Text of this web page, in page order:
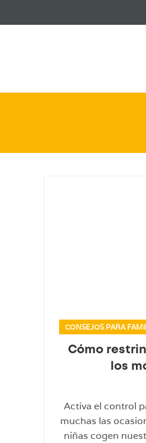
CONSEJOS PARA
Cómo
los
Activa el control
muchas las
niñas cogen